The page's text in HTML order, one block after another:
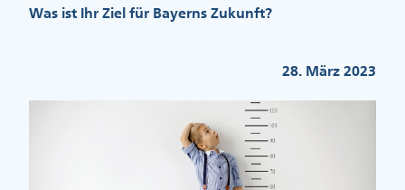
Was ist Ihr Ziel für Bayerns Zukunft?
28. März 2023